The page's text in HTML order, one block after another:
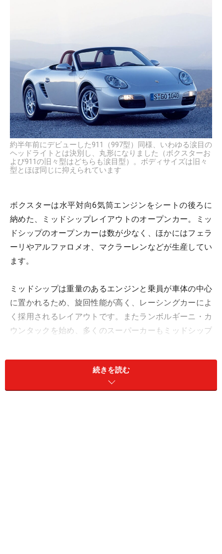
約半年前にデビューした911（997型）同様、いわゆる涙目の
ヘッドライトとは決別し、丸形になりました（ボクスターお
よび911の旧々型はどちらも涙目型）。ボディサイズは旧々
型とほぼ同じに抑えられています
ボクスターは水平対向6気筒エンジンをシートの後ろに
納めた、ミッドシップレイアウトのオープンカー。ミッ
ドシップのオープンカーは数が少なく、ほかにはフェラ
ーリやアルファロメオ、マクラーレンなどが生産してい
ます。
ミッドシップは重量のあるエンジンと乗員が車体の中心
に置かれるため、旋回性能が高く、レーシングカーによ
く採用されるレイアウトです。またランボルギーニ・カ
ウンタックを始め、多くのスーパーカーもミッドシップ
フェラーリやマクラーレン、レーシングカーにスーパー
カーと、スポーツカーの中でもスーパーな車が採用する
続きを読む